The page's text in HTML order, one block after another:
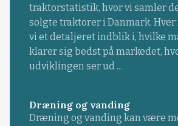
traktorstatistik, hvor vi samler
solgte traktorer i Danmark.
vi et detaljeret indblik i, hvilke
klarer sig bedst på markedet,
udviklingen ser ud ...
Dræning og vanding
Dræning og vanding kan være